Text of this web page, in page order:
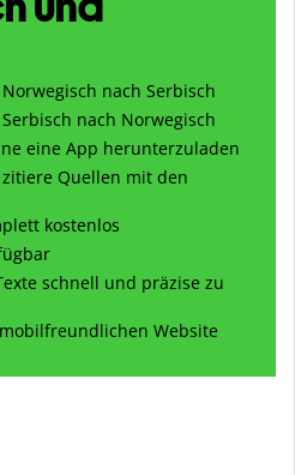
nach Serbisch
nach Norwegisch
eine App herunterzuladen
Quellen mit den
kostenlos
schnell und präzise zu
Website